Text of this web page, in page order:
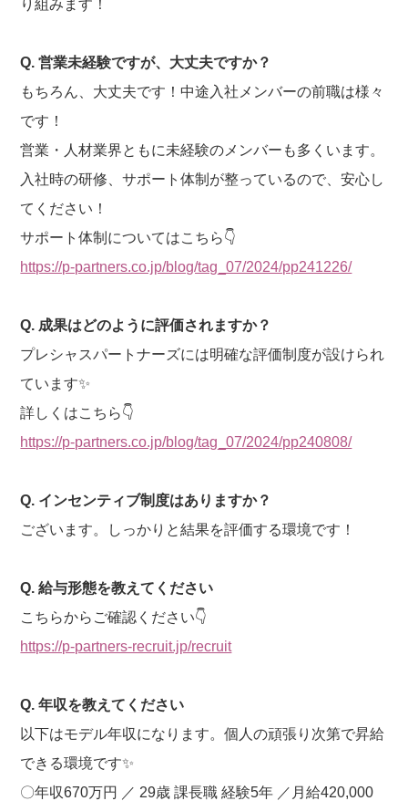
り組みます！
Q. 営業未経験ですが、大丈夫ですか？
もちろん、大丈夫です！中途入社メンバーの前職は様々
です！
営業・人材業界ともに未経験のメンバーも多くいます。
入社時の研修、サポート体制が整っているので、安心し
てください！
サポート体制についてはこちら👇
https://p-partners.co.jp/blog/tag_07/2024/pp241226/
Q. 成果はどのように評価されますか？
プレシャスパートナーズには明確な評価制度が設けられ
ています✨
詳しくはこちら👇
https://p-partners.co.jp/blog/tag_07/2024/pp240808/
Q. インセンティブ制度はありますか？
ございます。しっかりと結果を評価する環境です！
Q. 給与形態を教えてください
こちらからご確認ください👇
https://p-partners-recruit.jp/recruit
Q. 年収を教えてください
以下はモデル年収になります。個人の頑張り次第で昇給
できる環境です✨
〇年収670万円 ／ 29歳 課長職 経験5年 ／月給420,000